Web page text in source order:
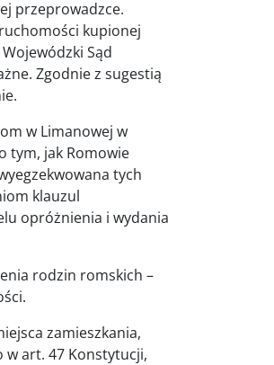
przeprowadzce.
kupionej
Sąd
Zgodnie z sugestią
w Limanowej w
tym, jak Romowie
tych
klauzul
opróżnienia i wydania
rodzin romskich –
zamieszkania,
art. 47 Konstytucji,